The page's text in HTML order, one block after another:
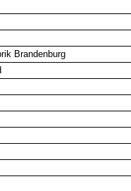
Brandenburg